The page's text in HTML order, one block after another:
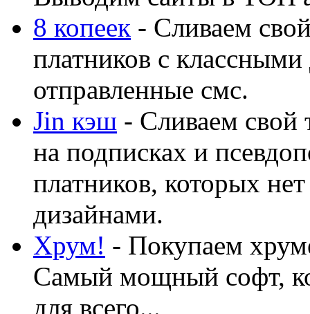
8 копеек - Сливаем
платников с
отправленные смс.
Jin кэш - Сливаем свой
на подписках и
платников, которых
дизайнами.
Хрум! - Покупаем
Самый мощный софт,
для всего...